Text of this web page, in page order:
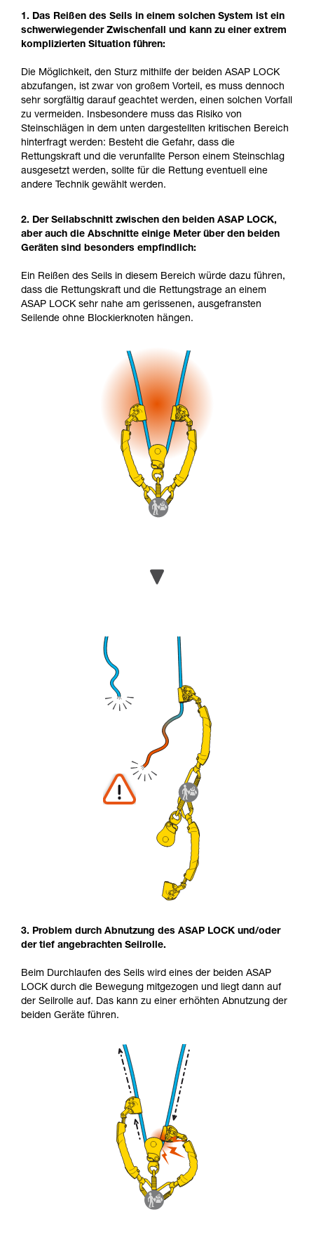
1. Das Reißen des Seils in einem solchen System ist ein
schwerwiegender Zwischenfall und kann zu einer extrem
komplizierten Situation führen:
Die Möglichkeit, den Sturz mithilfe der beiden ASAP LOCK
abzufangen, ist zwar von großem Vorteil, es muss dennoch
sehr sorgfältig darauf geachtet werden, einen solchen Vorfall
zu vermeiden. Insbesondere muss das Risiko von
Steinschlägen in dem unten dargestellten kritischen Bereich
hinterfragt werden: Besteht die Gefahr, dass die
Rettungskraft und die verunfallte Person einem Steinschlag
ausgesetzt werden, sollte für die Rettung eventuell eine
andere Technik gewählt werden.
2. Der Seilabschnitt zwischen den beiden ASAP LOCK,
aber auch die Abschnitte einige Meter über den beiden
Geräten sind besonders empfindlich:
Ein Reißen des Seils in diesem Bereich würde dazu führen,
dass die Rettungskraft und die Rettungstrage an einem
ASAP LOCK sehr nahe am gerissenen, ausgefransten
Seilende ohne Blockierknoten hängen.
3. Problem durch Abnutzung des ASAP LOCK und/oder
der tief angebrachten Seilrolle.
Beim Durchlaufen des Seils wird eines der beiden ASAP
LOCK durch die Bewegung mitgezogen und liegt dann auf
der Seilrolle auf. Das kann zu einer erhöhten Abnutzung der
beiden Geräte führen.